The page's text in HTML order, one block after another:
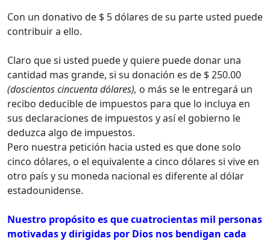
Con un donativo de $ 5 dólares de su parte usted puede
contribuir a ello.
Claro que si usted puede y quiere puede donar una
cantidad mas grande, si su donación es de $ 250.00
(doscientos cincuenta dólares), o más se le entregará un
recibo deducible de impuestos para que lo incluya en
sus declaraciones de impuestos y así el gobierno le
deduzca algo de impuestos.
Pero nuestra petición hacia usted es que done solo
cinco dólares, o el equivalente a cinco dólares si vive en
otro país y su moneda nacional es diferente al dólar
estadounidense.
Nuestro propósito es que cuatrocientas mil personas
motivadas y dirigidas por Dios nos bendigan cada